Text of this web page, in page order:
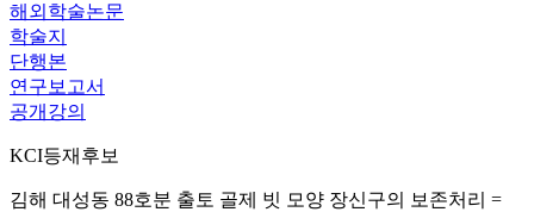
해외학술논문
학술지
단행본
연구보고서
공개강의
KCI등재후보
김해 대성동 88호분 출토 골제 빗 모양 장신구의 보존처리 =